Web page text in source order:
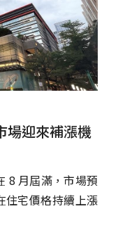
場迎來補漲機
8 月屆滿，市場預
住宅價格持續上漲